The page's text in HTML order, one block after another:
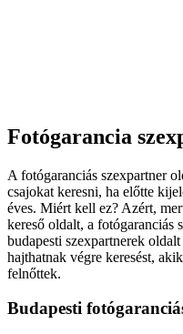
Fotógarancia
A fotógaranciás szexpartner
csajokat keresni, ha előtte
éves. Miért kell ez? Azért,
kereső oldalt, a fotógaranciás
budapesti szexpartnerek
hajthatnak végre keresést,
felnőttek.
Budapesti